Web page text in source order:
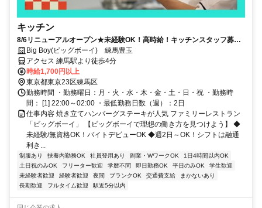
キッチン
8/6リニューアルオープン★未経験OK！高時給！キッチンスタッフ募集
◎深夜帯は時給25％アップ！！短期間でも稼げます【土日祝勤務歓
迎！】
Big Boy(ビッグボーイ) 練馬豊玉
アクセス 練馬駅より徒歩4分
時給1,700円以上
東京都東京23区練馬区
勤務時間 ・勤務曜日：月・火・水・木・金・土・日・祝 ・勤務時
間： [1] 22:00～02:00 ・最低勤務日数（週）：2日
仕事内容 焼き立てハンバーグステーキが人気 ファミリーレストラン
「ビッグボーイ」 【ビッグボーイで理想の働き方を見つけよう】 ◆
未経験/無資格OK！バイトデビューOK ◆週2日～OK！シフトは融通
利き...
制服あり 扶養内勤務OK 社員登用あり 副業・WワークOK
1日4時間以内OK
土日祝のみOK
フリーター歓迎 学歴不問 即日勤務OK 平日のみOK
学生歓迎
未経験者歓迎
経験者歓迎 夜間 ブランクOK 交通費支給
まかないあり
長期歓迎
フルタイム歓迎 駅近5分以内